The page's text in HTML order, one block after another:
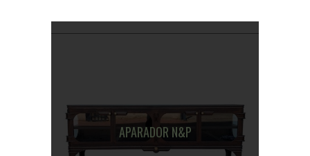
APARADOR N&P